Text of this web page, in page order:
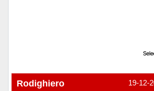
19-12-
Rodighiero